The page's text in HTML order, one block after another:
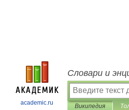
academic.ru
Словари и
Википедия